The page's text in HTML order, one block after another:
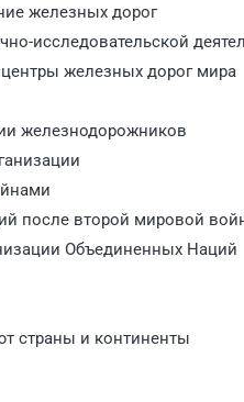
железных дорог
исследовательской
железных дорог мира
железнодорожников
после второй мировой
Объединенных Наций
страны и континенты